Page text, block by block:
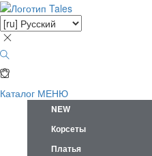
Каталог МЕНЮ
NEW
Корсеты
Платья